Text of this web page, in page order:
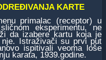
KARTE
primalac (receptor) u
eksperimentu, ne
da izabere kartu koja je
Istraživači su prvi put
ispitivali veoma loše
karata, 1939.godine.